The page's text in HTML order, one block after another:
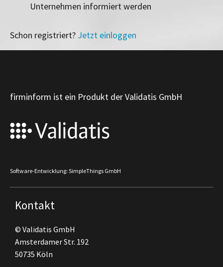
Unternehmen informiert werden
Schon registriert? Jetzt einloggen
firminform ist ein Produkt der Validatis GmbH
Software-Entwicklung: SimpleThings GmbH
Kontakt
© Validatis GmbH
Amsterdamer Str. 192
50735 Köln